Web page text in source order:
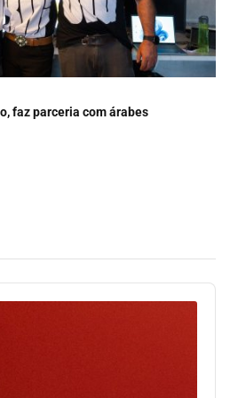
faz parceria com árabes